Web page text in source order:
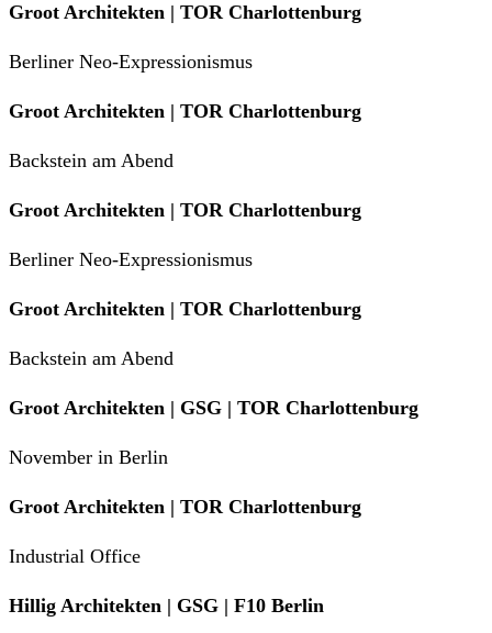
Groot Architekten | TOR Charlottenburg
Berliner Neo-Expressionismus
Groot Architekten | TOR Charlottenburg
Backstein am Abend
Groot Architekten | TOR Charlottenburg
Berliner Neo-Expressionismus
Groot Architekten | TOR Charlottenburg
Backstein am Abend
Groot Architekten | GSG | TOR Charlottenburg
November in Berlin
Groot Architekten | TOR Charlottenburg
Industrial Office
Hillig Architekten | GSG | F10 Berlin